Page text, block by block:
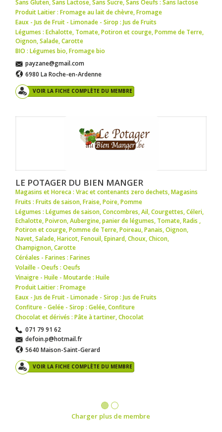
Sans Gluten, Sans Lactose, Sans Sucre, Sans Oeufs : Sans lactose
Produit Laitier : Fromage au lait de chèvre,Fromage
Eaux - Jus de Fruit - Limonade - Sirop : Jus de Fruits
Légumes : Echalotte, Tomate,Potiron et courge,Pomme de Terre,
Oignon,Salade,Carotte
BIO : Légumes bio,Fromage bio
payzane@gmail.com
6980 La Roche-en-Ardenne
VOIR LA FICHE COMPLÈTE DU MEMBRE
LE POTAGER DU BIEN MANGER
Magasins et Horeca : Vrac et contenants zero dechets,Magasins
Fruits : Fruits de saison,Fraise,Poire,Pomme
Légumes : Légumes de saison,Concombres,Ail,Courgettes,Céleri,
Echalotte,Poivron,Aubergine,panier de légumes, Tomate,Radis ,
Potiron et courge,Pomme de Terre,Poireau,Panais,Oignon,
Navet,Salade,Haricot,Fenouil,Epinard,Choux,Chicon,
Champignon,Carotte
Céréales - Farines : Farines
Volaille - Oeufs : Oeufs
Vinaigre - Huile - Moutarde : Huile
Produit Laitier : Fromage
Eaux - Jus de Fruit - Limonade - Sirop : Jus de Fruits
Confiture - Gelée - Sirop : Gelée,Confiture
Chocolat et dérivés : Pâte à tartiner,Chocolat
071 79 91 62
defoin.p@hotmail.fr
5640 Maison-Saint-Gerard
VOIR LA FICHE COMPLÈTE DU MEMBRE
Charger plus de membre